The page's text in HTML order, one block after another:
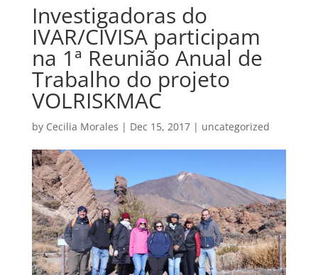
Investigadoras do
IVAR/CIVISA participam
na 1ª Reunião Anual de
Trabalho do projeto
VOLRISKMAC
by Cecilia Morales | Dec 15, 2017| uncategorized